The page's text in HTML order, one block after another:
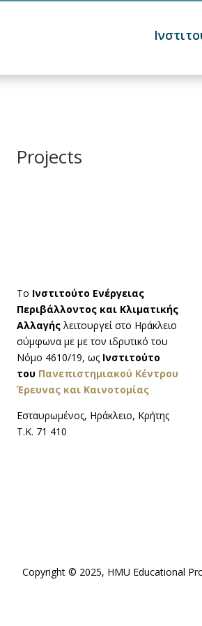
Projects
Το Ινστιτούτο Ενέργειας
Περιβάλλοντος και Κλιματικής
Αλλαγήςλειτουργεί στο Ηράκλειο
σύμφωνα με με τον ιδρυτικό του
Νόμο 4610/19, ως Ινστιτούτο
του Πανεπιστημιακού Κέντρου
Έρευνας και Καινοτομίας
Εσταυρωμένος, Ηράκλειο, Κρήτης
Τ.Κ. 71 410
Copyright © 2025, HMU Educational